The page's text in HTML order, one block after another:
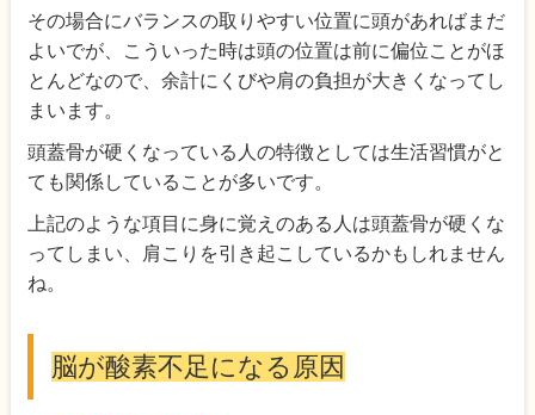
その場合にバランスの取りやすい位置に頭があればまだ
よいでが、こういった時は頭の位置は前に偏位ことがほ
とんどなので、余計にくびや肩の負担が大きくなってし
まいます。
頭蓋骨が硬くなっている人の特徴としては生活習慣がと
ても関係していることが多いです。
上記のような項目に身に覚えのある人は頭蓋骨が硬くな
ってしまい、肩こりを引き起こしているかもしれません
ね。
脳が酸素不足になる原因